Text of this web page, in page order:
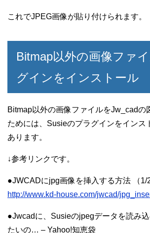
これでJPEG画像が貼り付けられます。
Bitmap以外の画像ファ
グインをインストール
Bitmap以外の画像ファイルをJw_cadの
ためには、Susieのプラグインをインス
あります。
↓参考リンクです。
●JWCADにjpg画像を挿入する方法 （1/2
http://www.kd-house.com/jwcad/
●Jwcadに、Susieのjpegデータを読み込
たいの… – Yahoo!知恵袋